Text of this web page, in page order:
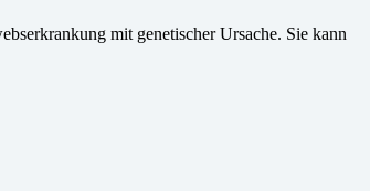
mit genetischer Ursache. Sie kann